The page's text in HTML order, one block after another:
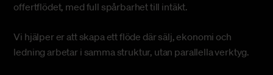
offertflödet, med full spårbarhet till intäkt.
Vi hjälper er att skapa ett flöde där sälj, ekonomi och
ledning arbetar i samma struktur, utan parallella verktyg.